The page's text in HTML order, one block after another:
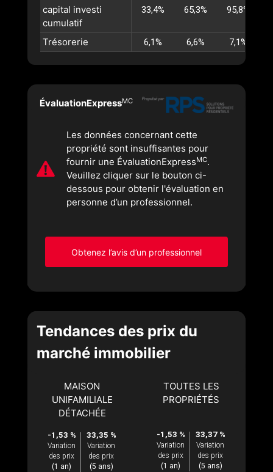
capital investi
cumulatif
33,4% 65,3% 95,8%
Trésorerie 6,1% 6,6% 7,1%
ÉvaluationExpressMC
Les données concernant cette
propriété sont insuffisantes pour
fournir une ÉvaluationExpressMC.
Veuillez cliquer sur le bouton ci-
dessous pour obtenir l'évaluation en
personne d’un professionnel.
Obtenez l’avis d’un professionnel
Tendances des prix du
marché immobilier
MAISON
UNIFAMILIALE
DÉTACHÉE
-1,53 %
Variation
des prix
(1 an)
33,35 %
Variation
des prix
(5 ans)
TOUTES LES
PROPRIÉTÉS
-1,53 %
Variation
des prix
(1 an)
33,37 %
Variation
des prix
(5 ans)